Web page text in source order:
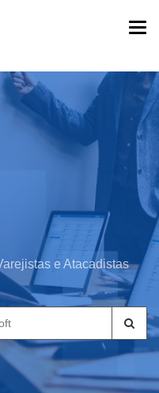
e Atacadistas